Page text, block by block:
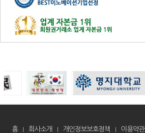
홈 회사소개 개인정보보호정책 이용약관